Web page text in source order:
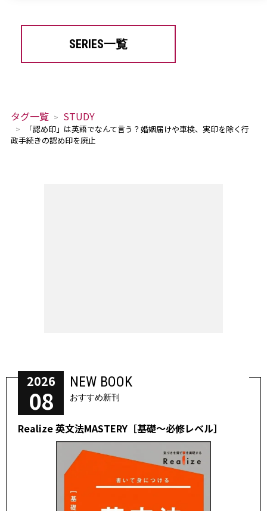
SERIES一覧
タグ一覧 STUDY
「認め印」は英語でなんて言う？婚姻届けや車検、実印を除く行
政手続きの認め印を廃止
2026
08
NEW BOOK
おすすめ新刊
Realize 英文法MASTERY［基礎～必修レベル］